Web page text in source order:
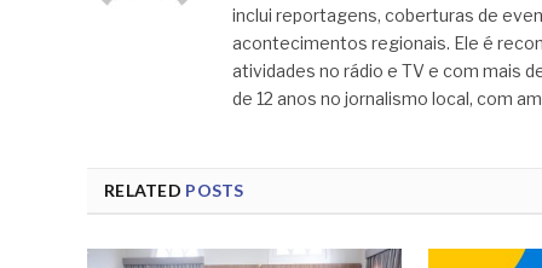
inclui reportagens, coberturas de
acontecimentos regionais. Ele é
atividades no rádio e TV e com mais
de 12 anos no jornalismo local, com
RELATED POSTS